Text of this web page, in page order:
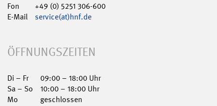
Fon
+49 (0) 5251 306-600
E-Mail
service(at)hnf.de
ÖFFNUNGSZEITEN
Di – Fr
09:00 – 18:00 Uhr
Sa – So
10:00 – 18:00 Uhr
Mo
geschlossen